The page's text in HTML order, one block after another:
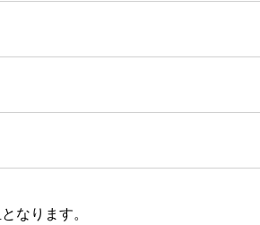
なります。